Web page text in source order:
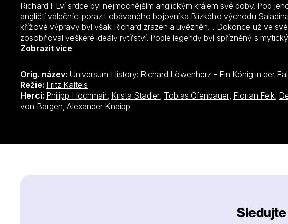
Richard I. Lví srdce byl nejmocnějším anglickým králem své doby. Pod
angličtí válečníci porazit obávaného bojovníka Blízkého východu
křížové výpravy byl však Richard zrazen a uvězněn… Dokonce už ve
zosobňoval veškeré ideály rytířství. Podle legendy byl spřízněný s
nosil jeho slavný meč Excalibur. Anglický panovník, chrabrý bojovník a
evropské rody nemilosrdně rvaly o moc, prokázal, že je mistrným
osud se naplnil už v 35 letech, když ve špatnou dobu na špatném místě
roce 1190 se Richard a král Francie vydali na společnou křížovou
země se mezi nimi objevily neshody. A ty měly cestou zpátky dalekosáhlé
začala kout pikle proti Richardově vládě. Netrvalo dlouho a podařilo se
35 tun stříbra, trojnásobek příjmu anglické koruny. Rovnováha moci v
Hoodovi? Tento napínavý historický film zkoumá otazníky a odhaluje
Zobrazit více
Orig. název: Universum History: Richard Löwenherz - Ein König in der
Režie: Fritz Kalteis
Herci: Philipp Hochmair, Krista Stadler, Tobias Ofenbauer, Florian Feik,
von Bargen, Alexander Knaipp